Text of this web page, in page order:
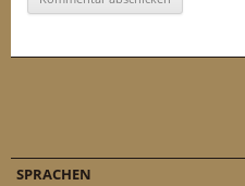
SPRACHEN